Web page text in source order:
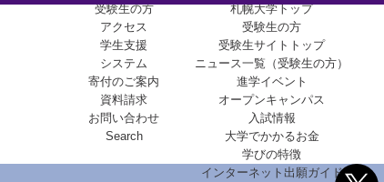
受験生の方
アクセス
学生支援
システム
寄付のご案内
資料請求
お問い合わせ
Search
札幌大学トップ
受験生の方
受験生サイトトップ
ニュース一覧（受験生の方）
進学イベント
オープンキャンパス
入試情報
大学でかかるお金
学びの特徴
インターネット出願ガイド